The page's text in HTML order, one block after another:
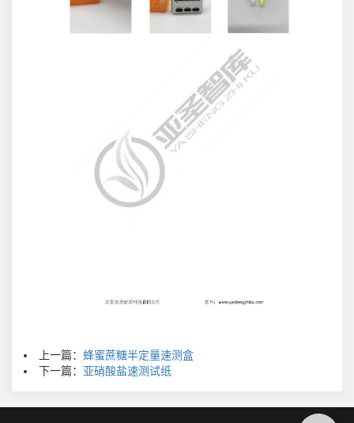
上一篇： 蜂蜜蔗糖半定量速测盒
下一篇： 亚硝酸盐速测试纸